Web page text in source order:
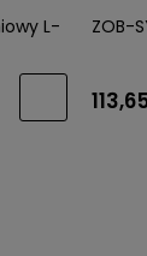
L-
ZOB-